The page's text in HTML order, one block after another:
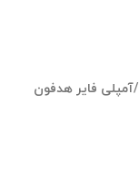
/آمپلی فایر هدفون